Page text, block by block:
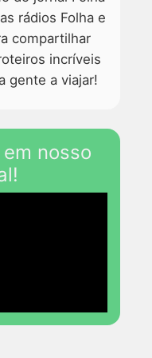
rádios Folha e
compartilhar
incríveis
gente a viajar!
nosso